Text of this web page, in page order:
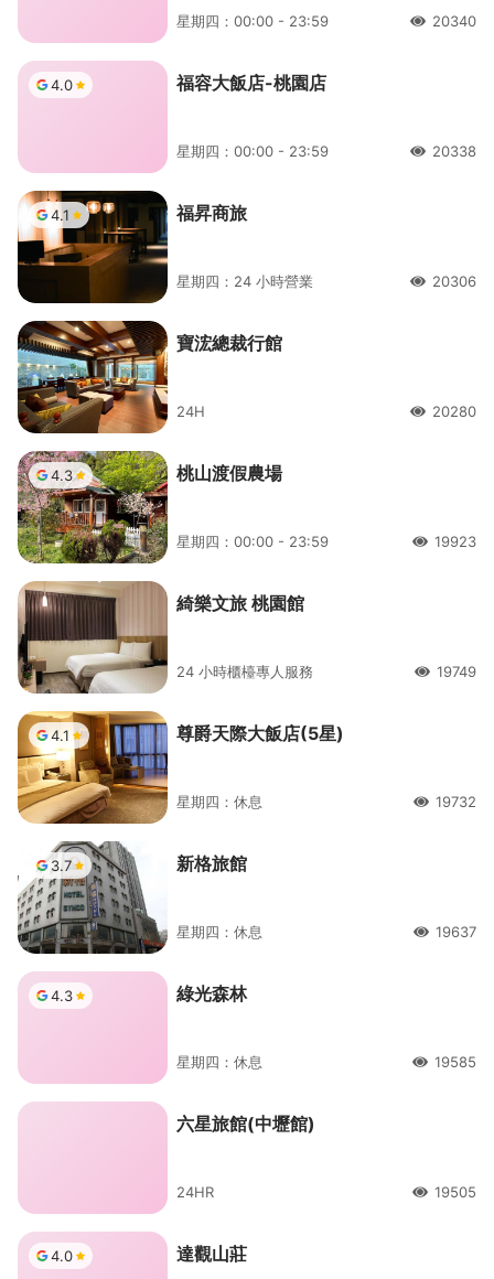
星期四：00:00 - 23:59 人氣20340
4.0 福容大飯店-桃園店
星期四：00:00 - 23:59 人氣20338
4.1 福昇商旅
星期四：24 小時營業 人氣20306
寶浤總裁行館
24H 人氣20280
4.3 桃山渡假農場
星期四：00:00 - 23:59 人氣19923
綺樂文旅 桃園館
24 小時櫃檯專人服務 人氣19749
4.1 尊爵天際大飯店(5星)
星期四：休息 人氣19732
3.7 新格旅館
星期四：休息 人氣19637
4.3 綠光森林
星期四：休息 人氣19585
六星旅館(中壢館)
24HR 人氣19505
4.0 達觀山莊